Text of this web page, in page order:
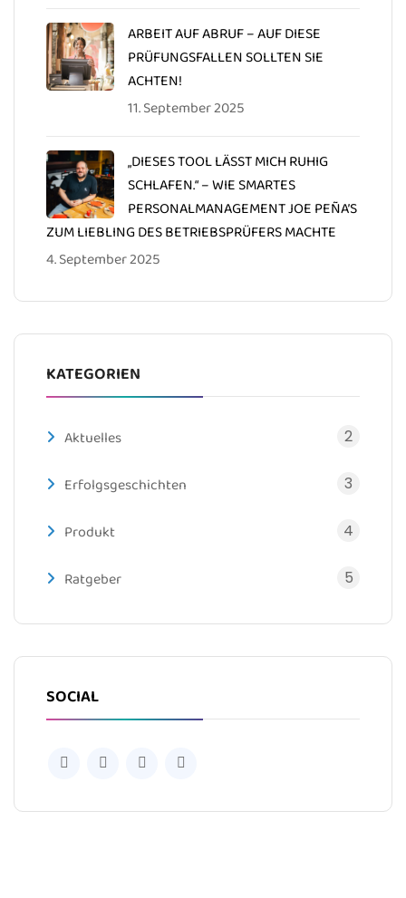
ARBEIT AUF ABRUF – AUF DIESE
PRÜFUNGSFALLEN SOLLTEN SIE
ACHTEN!
11. September 2025
„DIESES TOOL LÄSST MICH RUHIG
SCHLAFEN.“ – WIE SMARTES
PERSONALMANAGEMENT JOE PEÑA’S
ZUM LIEBLING DES BETRIEBSPRÜFERS MACHTE
4. September 2025
KATEGORIEN
Aktuelles 2
Erfolgsgeschichten 3
Produkt 4
Ratgeber 5
SOCIAL